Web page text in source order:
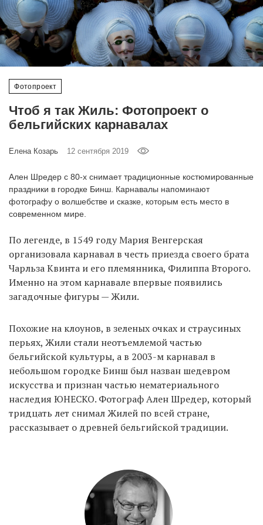
Фотопроект
Чтоб я так Жиль: Фотопроект о
бельгийских карнавалах
Елена Козарь 12 сентября 2019
Ален Шредер с 80-х снимает традиционные костюмированные
праздники в городке Бинш. Карнавалы напоминают
фотографу о волшебстве и сказке, которым есть место в
современном мире.
По легенде, в 1549 году Мария Венгерская
организовала карнавал в честь приезда своего брата
Чарльза Квинта и его племянника, Филиппа Второго.
Именно на этом карнавале впервые появились
загадочные фигуры — Жили.
Похожие на клоунов, в зеленых очках и страусиных
перьях, Жили стали неотъемлемой частью
бельгийской культуры, а в 2003-м карнавал в
небольшом городке Бинш был назван шедевром
искусства и признан частью нематериального
наследия ЮНЕСКО. Фотограф Ален Шредер, который
тридцать лет снимал Жилей по всей стране,
рассказывает о древней бельгийской традиции.